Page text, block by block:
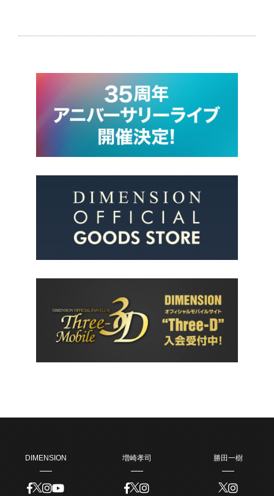
DIMENSION 増崎孝司 勝田一樹